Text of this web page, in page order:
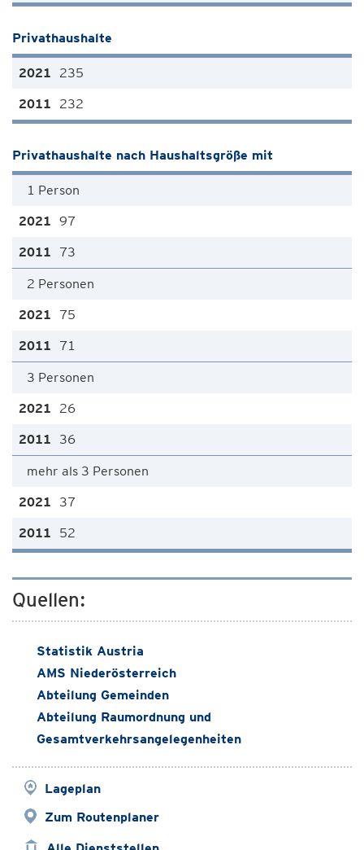
Privathaushalte
235
232
Privathaushalte nach Haushaltsgröße mit
1 Person
97
73
2 Personen
75
71
3 Personen
26
36
mehr als 3 Personen
37
52
Quellen:
Statistik Austria
AMS Niederösterreich
Abteilung Gemeinden
Abteilung Raumordnung und
Gesamtverkehrsangelegenheiten
Lageplan
Zum Routenplaner